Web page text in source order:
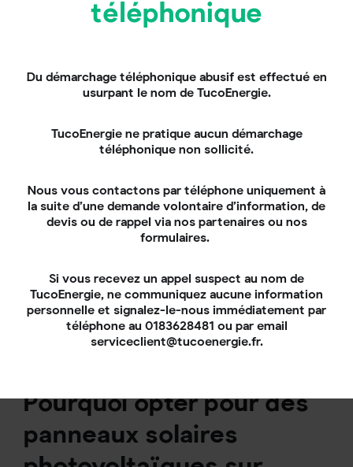
mauvaises surprises.
6 – Commander l’ensemble
mettre en service les
Une fois le devis validé, la commande peut être
passée. L’installation et la mise en service (+
raccordement au réseau si nécessaire) des
électricité verte.
Je concrétise mon projet
Pourquoi opter pour des
panneaux solaires
téléphonique
Du démarchage téléphonique abusif est effectué en
usurpant le nom de TucoEnergie.
TucoEnergie ne pratique aucun démarchage
téléphonique non sollicité.
Nous vous contactons par téléphone uniquement à
la suite d’une demande volontaire d’information, de
devis ou de rappel via nos partenaires ou nos
formulaires.
Si vous recevez un appel suspect au nom de
TucoEnergie, ne communiquez aucune information
personnelle et signalez-le-nous immédiatement par
téléphone au 0183628481 ou par email
serviceclient@tucoenergie.fr.